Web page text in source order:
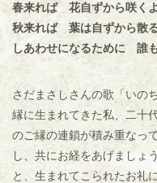
春来れば 花自ずから咲く
秋来れば 葉は自ずから散
しあわせになるために 誰
さだまさしさんの歌「いの
縁に生まれてきた私、二十
のご縁の連鎖が積み重なっ
し、共にお経をあげましょ
と、生まれてこられたお礼